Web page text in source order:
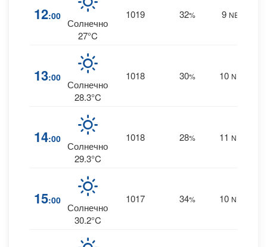
12:00
Солнечно
27°C
1019 32% 9 NE
13:00
Солнечно
28.3°C
1018 30% 10 NE
14:00
Солнечно
29.3°C
1018 28% 11 NE
15:00
Солнечно
30.2°C
1017 34% 10 NE